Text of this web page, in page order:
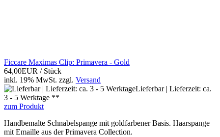
Ficcare Maximas Clip: Primavera - Gold
64,00EUR / Stück
inkl. 19% MwSt. zzgl. Versand
Lieferbar | Lieferzeit: ca.
3 - 5 Werktage **
zum Produkt
Handbemalte Schnabelspange mit goldfarbener Basis. Haarspange
mit Emaille aus der Primavera Collection.